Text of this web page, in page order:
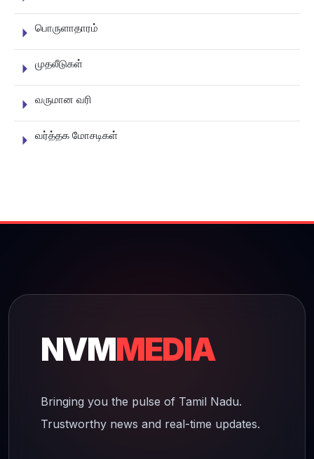
பொருளாதாரம்
முதலீடுகள்
வருமான வரி
வர்த்தக மோசடிகள்
NVMMEDIA
Bringing you the pulse of Tamil Nadu.
Trustworthy news and real-time updates.